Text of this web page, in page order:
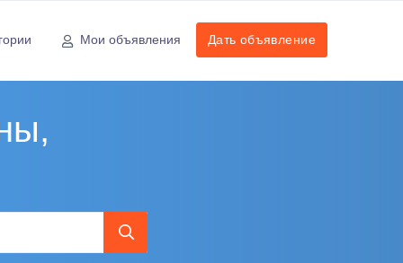
Мои объявления Дать объявление